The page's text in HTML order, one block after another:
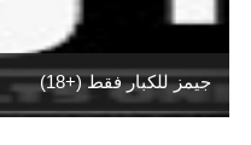
جيمز للكبار فقط (+18)